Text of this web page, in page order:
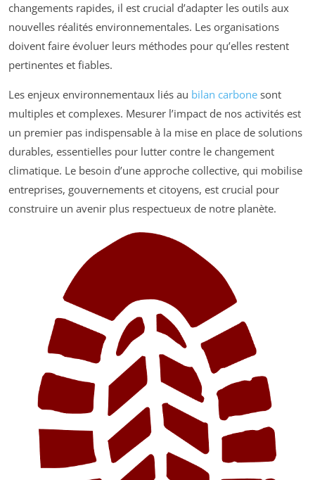
changements rapides, il est crucial d’adapter les outils aux
nouvelles réalités environnementales. Les organisations
doivent faire évoluer leurs méthodes pour qu’elles restent
pertinentes et fiables.
Les enjeux environnementaux liés au bilan carbone sont
multiples et complexes. Mesurer l’impact de nos activités est
un premier pas indispensable à la mise en place de solutions
durables, essentielles pour lutter contre le changement
climatique. Le besoin d’une approche collective, qui mobilise
entreprises, gouvernements et citoyens, est crucial pour
construire un avenir plus respectueux de notre planète.